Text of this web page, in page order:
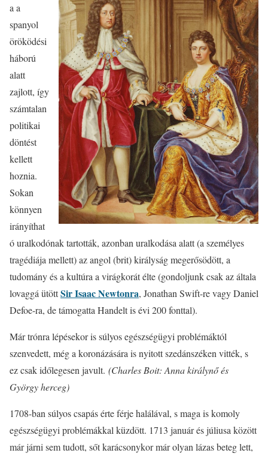
a a
spanyol
öröködési
háború
alatt
zajlott, így
számtalan
politikai
döntést
kellett
hoznia.
Sokan
könnyen
irányíthat
ó uralkodónak tartották, azonban uralkodása alatt (a személyes
tragédiája mellett) az angol (brit) királyság megerősödött, a
tudomány és a kultúra a virágkorát élte (gondoljunk csak az általa
lovaggá ütöttSir Isaac Newtonra, Jonathan Swift-re vagy Daniel
Defoe-ra, de támogatta Handelt is évi 200 fonttal).
Már trónra lépésekor is súlyos egészségügyi problémáktól
szenvedett, még a koronázására is nyitott szedánszéken vitték, s
ez csak időlegesen javult. (Charles Boit: Anna királynő és
György herceg)
1708-ban súlyos csapás érte férje halálával, s maga is komoly
egészségügyi problémákkal küzdött. 1713 január és júliusa között
már járni sem tudott, sőt karácsonykor már olyan lázas beteg lett,